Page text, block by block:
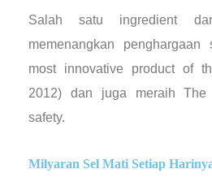
Salah satu ingredient
memenangkan
most innovative product of
2012) dan juga meraih The
safety.
Milyaran Sel Mati Setiap